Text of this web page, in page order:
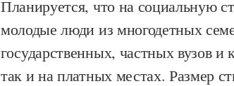
Планируется, что на социальную
молодые люди из многодетных
государственных, частных вузов
так и на платных местах. Размер